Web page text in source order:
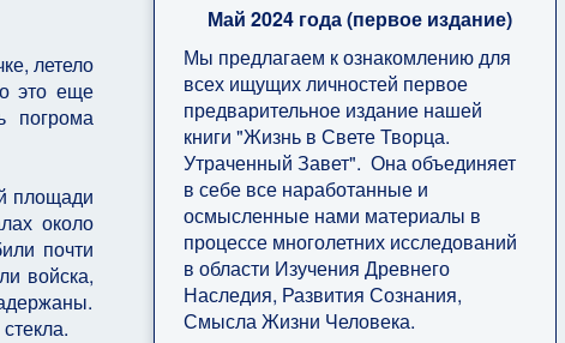
летело
это еще
погрома
площади
около
почти
войска,
Май 2024 года (первое издание)
Мы предлагаем к ознакомлению для
всех ищущих личностей первое
предварительное издание нашей
книги "Жизнь в Свете Творца.
Утраченный Завет". Она объединяет
в себе все наработанные и
осмысленные нами материалы в
процессе многолетних исследований
в области Изучения Древнего
Наследия, Развития Сознания,
Смысла Жизни Человека.